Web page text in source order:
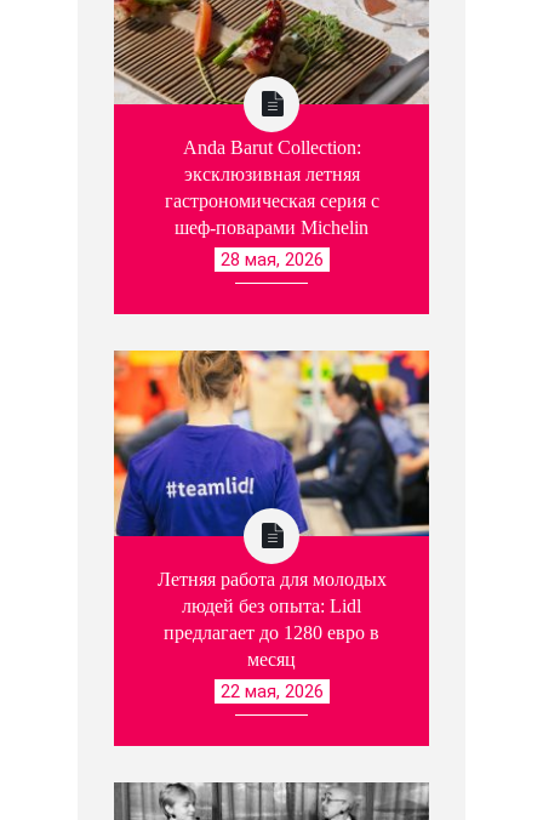
Anda Barut Collection:
эксклюзивная летняя
гастрономическая серия с
шеф-поварами Michelin
28 мая, 2026
Летняя работа для молодых
людей без опыта: Lidl
предлагает до 1280 евро в
месяц
22 мая, 2026